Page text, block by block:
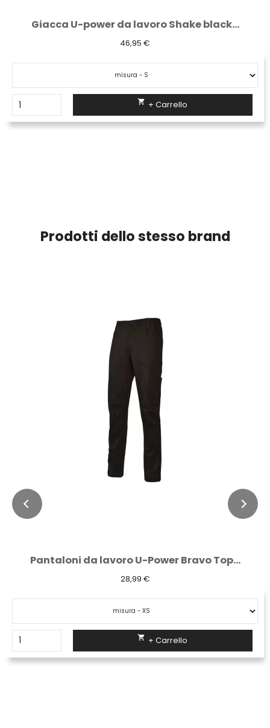
Giacca U-power da lavoro Shake black...
46,95 €
 + Carrello
Prodotti dello stesso brand
Pantaloni da lavoro U-Power Bravo Top...
28,99 €
 + Carrello